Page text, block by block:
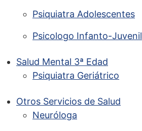
Psiquiatra Adolescentes
Psicologo Infanto-Juvenil
Salud Mental 3ª Edad
Psiquiatra Geriátrico
Otros Servicios de Salud
Neuróloga